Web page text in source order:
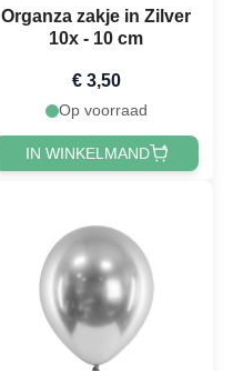
Organza zakje in Zilver
10x - 10 cm
€ 3,50
Op voorraad
IN WINKELMAND